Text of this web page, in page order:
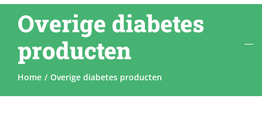
Blog
Diensten
Contacteer Ons
Overige diabetes
producten
Home Overige diabetes producten